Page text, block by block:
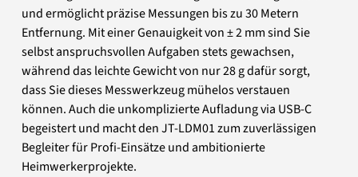
und ermöglicht präzise Messungen bis zu 30 Metern
Entfernung. Mit einer Genauigkeit von ± 2 mm sind Sie
selbst anspruchsvollen Aufgaben stets gewachsen,
während das leichte Gewicht von nur 28 g dafür sorgt,
dass Sie dieses Messwerkzeug mühelos verstauen
können. Auch die unkomplizierte Aufladung via USB-C
begeistert und macht den JT-LDM01 zum zuverlässigen
Begleiter für Profi-Einsätze und ambitionierte
Heimwerkerprojekte.